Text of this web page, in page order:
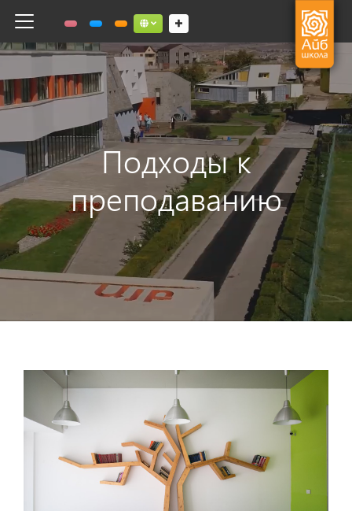
Toggle navigation Social links dropdown button
Подходы к
преподаванию